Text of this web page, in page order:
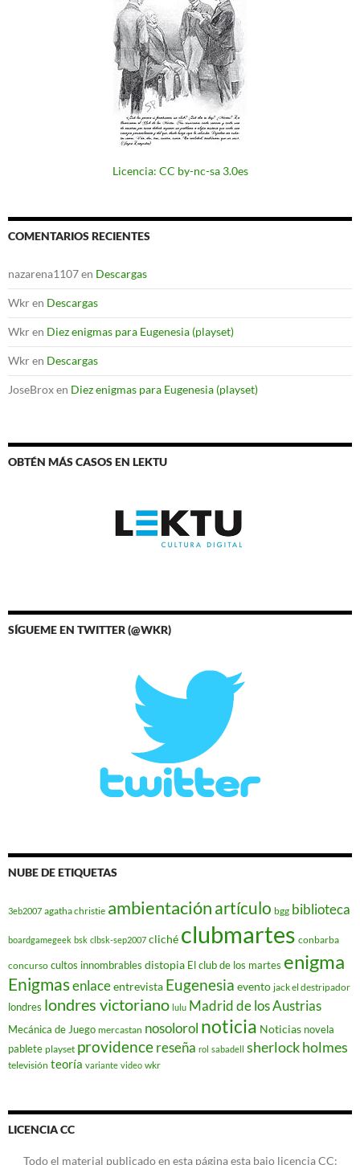
Licencia: CC by-nc-sa 3.0es
COMENTARIOS RECIENTES
nazarena1107en Descargas
Wkren Descargas
Wkren Diez enigmas para Eugenesia (playset)
Wkren Descargas
JoseBroxen Diez enigmas para Eugenesia (playset)
OBTÉN MÁS CASOS EN LEKTU
SÍGUEME EN TWITTER (@WKR)
NUBE DE ETIQUETAS
3eb2007 agatha christie ambientación artículo bgg biblioteca
boardgamegeek bsk clbsk-sep2007 cliché clubmartes conbarba
concurso cultos innombrables distopia El club de los martes enigma
Enigmasenlaceentrevista Eugenesia evento jack el destripador
londres londres victoriano lulu Madrid de los Austrias
Mecánica de Juego mercastan nosolorol noticia Noticias novela
pablete playset providencereseña rol sabadell sherlock holmes
televisión teoría variante video wkr
LICENCIA CC
Todo el material publicado en esta página esta bajo licencia CC: